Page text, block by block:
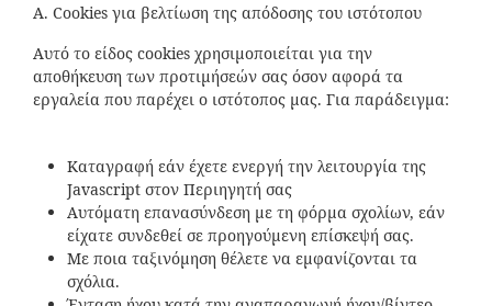
Α. Cookies για βελτίωση της απόδοσης του ιστότοπου
Αυτό το είδος cookies χρησιμοποιείται για την
αποθήκευση των προτιμήσεών σας όσον αφορά τα
εργαλεία που παρέχει ο ιστότοπος μας. Για παράδειγμα:
Καταγραφή εάν έχετε ενεργή την λειτουργία της
Javascript στον Περιηγητή σας
Αυτόματη επανασύνδεση με τη φόρμα σχολίων, εάν
είχατε συνδεθεί σε προηγούμενη επίσκεψή σας.
Με ποια ταξινόμηση θέλετε να εμφανίζονται τα
σχόλια.